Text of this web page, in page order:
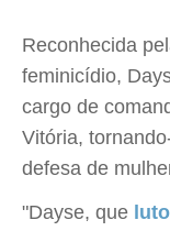
Reconhecida
feminicídio,
cargo de
Vitória,
defesa de
"Dayse, que